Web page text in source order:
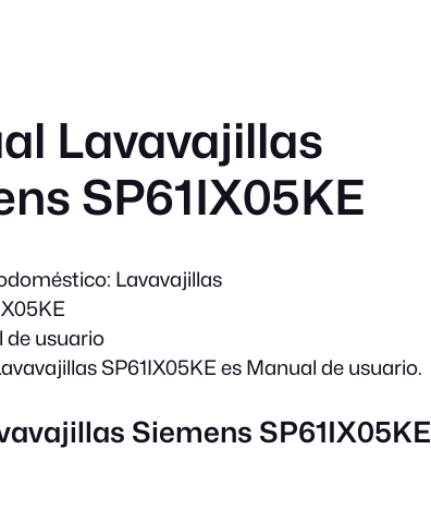
Lavavajillas
SP61IX05KE
Lavavajillas
de usuario
SP61IX05KE es Manual de usuario.
Siemens SP61IX05KE